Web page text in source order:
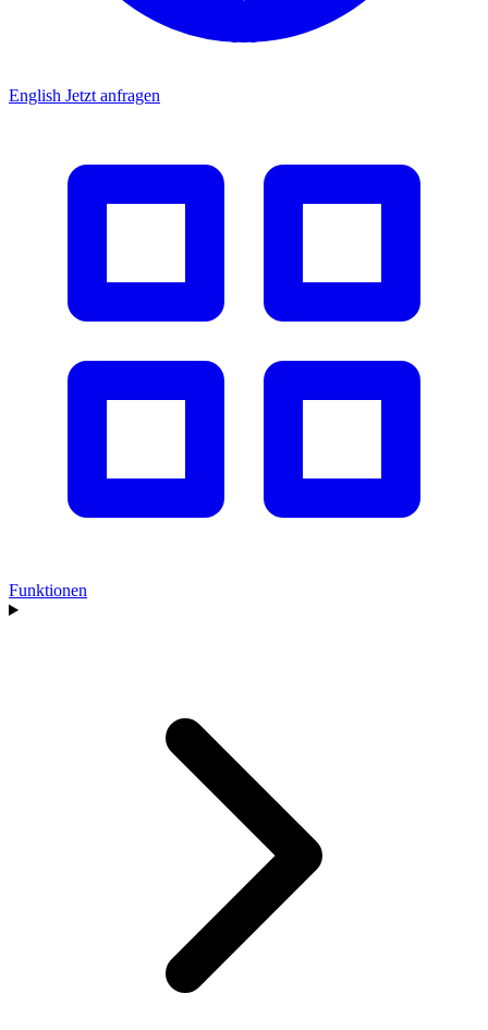
English Jetzt anfragen
Funktionen